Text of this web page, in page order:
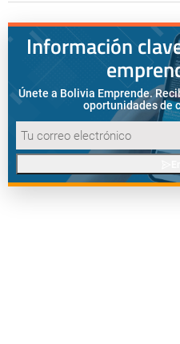
Información
Únete a Bolivia Emprende.
oportunidades de